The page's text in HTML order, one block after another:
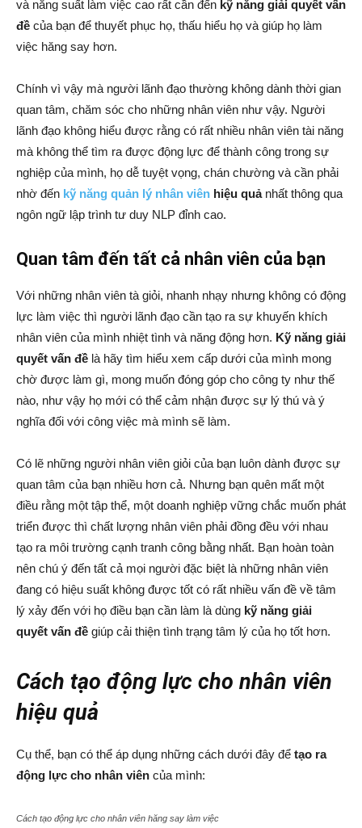
và năng suất làm việc cao rất cần đến kỹ năng giải quyết vấn
đề của bạn để thuyết phục họ, thấu hiểu họ và giúp họ làm
việc hăng say hơn.
Chính vì vậy mà người lãnh đạo thường không dành thời gian
quan tâm, chăm sóc cho những nhân viên như vậy. Người
lãnh đạo không hiểu được rằng có rất nhiều nhân viên tài năng
mà không thể tìm ra được động lực để thành công trong sự
nghiệp của mình, họ dễ tuyệt vọng, chán chường và cần phải
nhờ đến kỹ năng quản lý nhân viên hiệu quảnhất thông qua
ngôn ngữ lập trình tư duy NLP đỉnh cao.
Quan tâm đến tất cả nhân viên của bạn
Với những nhân viên tà giỏi, nhanh nhạy nhưng không có động
lực làm việc thì người lãnh đạo cần tạo ra sự khuyến khích
nhân viên của mình nhiệt tình và năng động hơn. Kỹ năng giải
quyết vấn đề là hãy tìm hiểu xem cấp dưới của mình mong
chờ được làm gì, mong muốn đóng góp cho công ty như thế
nào, như vậy họ mới có thể cảm nhận được sự lý thú và ý
nghĩa đối với công việc mà mình sẽ làm.
Có lẽ những người nhân viên giỏi của bạn luôn dành được sự
quan tâm của bạn nhiều hơn cả. Nhưng bạn quên mất một
điều rằng một tập thể, một doanh nghiệp vững chắc muốn phát
triển được thì chất lượng nhân viên phải đồng đều với nhau
tạo ra môi trường cạnh tranh công bằng nhất. Bạn hoàn toàn
nên chú ý đến tất cả mọi người đặc biệt là những nhân viên
đang có hiệu suất không được tốt có rất nhiều vấn đề về tâm
lý xảy đến với họ điều bạn cần làm là dùng kỹ năng giải
quyết vấn đề giúp cải thiện tình trạng tâm lý của họ tốt hơn.
Cách tạo động lực cho nhân viên
hiệu quả
Cụ thể, bạn có thể áp dụng những cách dưới đây để tạo ra
động lực cho nhân viên của mình:
Cách tạo động lực cho nhân viên hăng say làm việc